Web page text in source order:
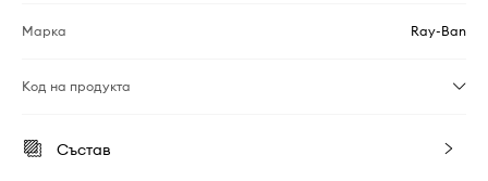
Марка Ray-Ban
Код на продукта
Състав